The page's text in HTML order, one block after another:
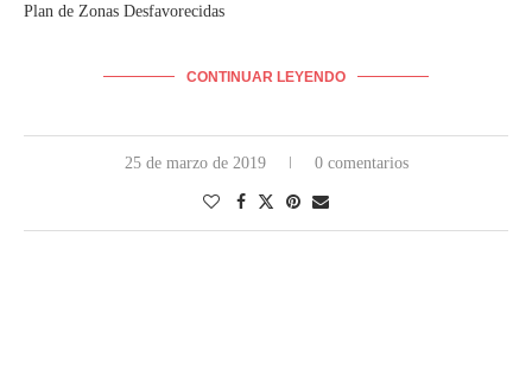
Plan de Zonas Desfavorecidas
CONTINUAR LEYENDO
25 de marzo de 2019 0 comentarios